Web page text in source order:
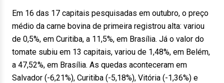
Em 16 das 17 capitais pesquisadas em outubro, o preço
médio da carne bovina de primeira registrou alta: variou
de 0,5%, em Curitiba, a 11,5%, em Brasília. Já o valor do
tomate subiu em 13 capitais, variou de 1,48%, em Belém,
a 47,52%, em Brasília. As quedas aconteceram em
Salvador (-6,21%), Curitiba (-5,18%), Vitória (-1,36%) e